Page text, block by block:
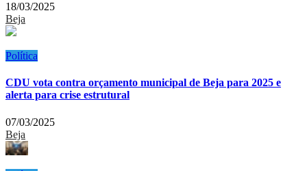
18/03/2025
Beja
Política
CDU vota contra orçamento municipal de Beja para 2025 e
alerta para crise estrutural
07/03/2025
Beja